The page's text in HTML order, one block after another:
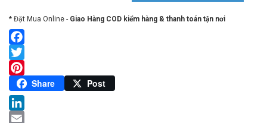
* Đặt Mua Online - Giao Hàng COD kiểm hàng & thanh toán tận nơi
Facebook
Twitter
Pinterest
Share Post
LinkedIn